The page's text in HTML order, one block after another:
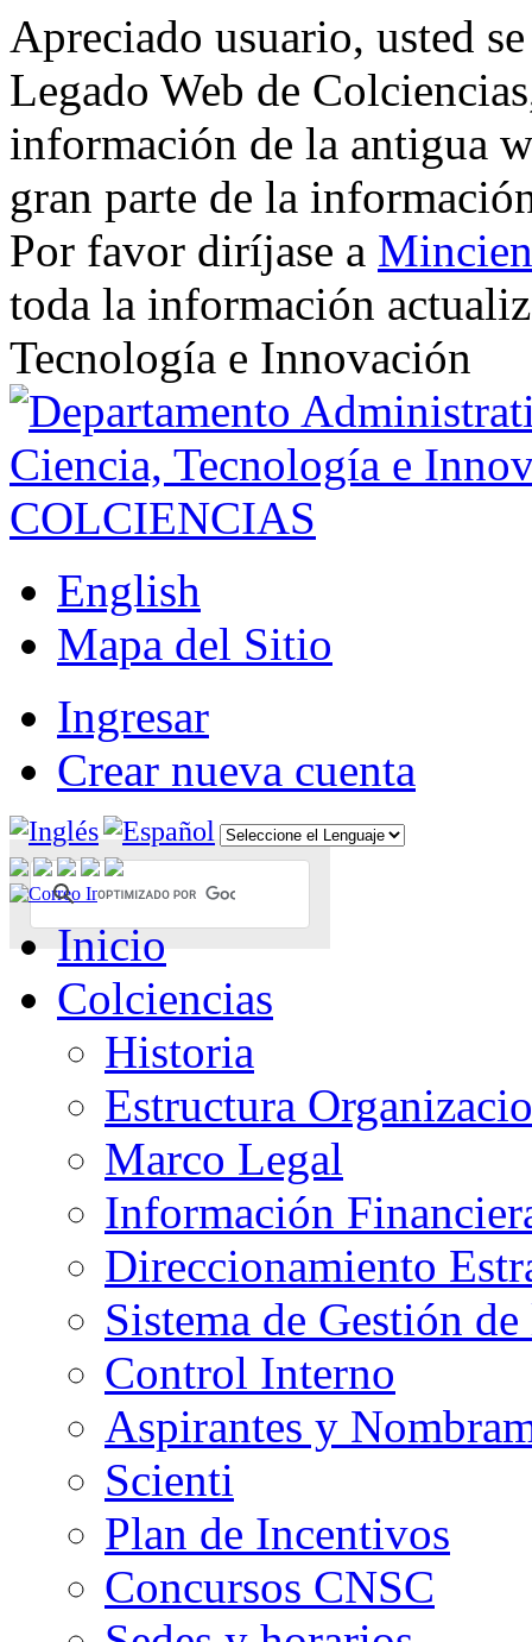
Apreciado usuario, usted
Legado Web de
información de la antigua
gran parte de la
Por favor diríjase a
toda la información
Tecnología e Innovación
English
Mapa del Sitio
Ingresar
Crear nueva cuenta
Inicio
Colciencias
Historia
Estructura
Marco Legal
Información
Direccionamiento
Sistema de Gestión
Control Interno
Aspirantes y
Scienti
Plan de Incentivos
Concursos CNSC